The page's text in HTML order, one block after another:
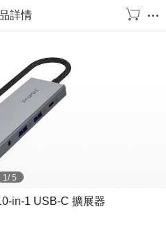
詳情
1/5
in-1 USB-C 擴展器